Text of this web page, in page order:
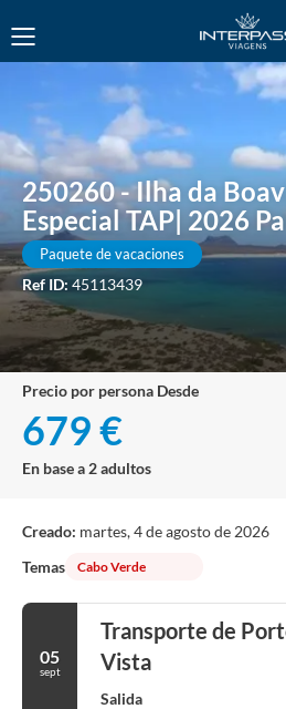
250260 - Ilha da
Especial TAP| 2026
Paquete de vacaciones
Ref ID: 45113439
precio por persona Desde
679 €
En base a 2 adultos
Creado: martes, 4 de agosto de 2026
Temas
Cabo Verde
05
sept
Transporte de
Vista
Salida